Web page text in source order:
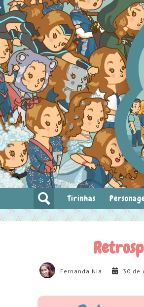
Tirinhas
Fernanda Nia 30 de